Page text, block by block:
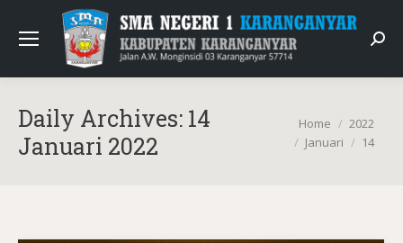
Daily Archives: 14
Januari 2022
You are here:
Home
2022
Januari
14